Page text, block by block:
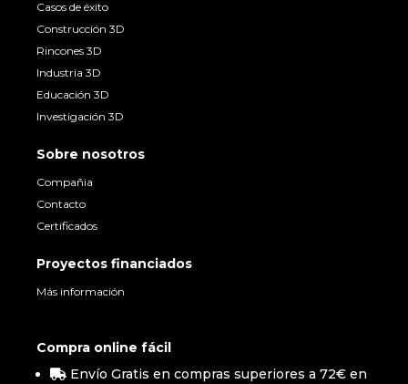
Casos de éxito
Construcción 3D
Rincones 3D
Industria 3D
Educación 3D
Investigación 3D
Sobre nosotros
Compañia
Contacto
Certificados
Proyectos financiados
Más información
Compra online fácil
Envío Gratis en compras superiores a 72€ en